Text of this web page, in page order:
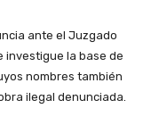
ante el Juzgado
investigue la base de
nombres también
ilegal denunciada.